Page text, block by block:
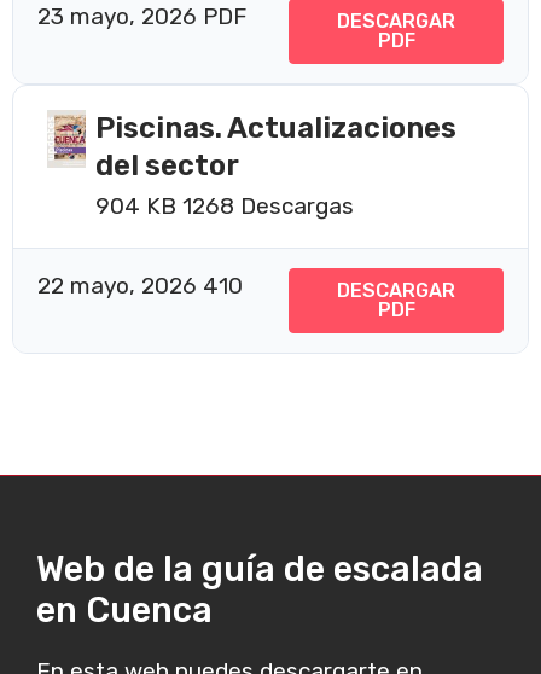
23 mayo, 2026 PDF
DESCARGAR
PDF
Piscinas. Actualizaciones
del sector
904 KB 1268 Descargas
22 mayo, 2026 410
DESCARGAR
PDF
Web de la guía de escalada
en Cuenca